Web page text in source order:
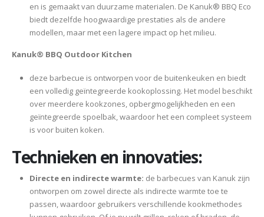
en is gemaakt van duurzame materialen. De Kanuk® BBQ Eco
biedt dezelfde hoogwaardige prestaties als de andere
modellen, maar met een lagere impact op het milieu.
Kanuk® BBQ Outdoor Kitchen
deze barbecue is ontworpen voor de buitenkeuken en biedt
een volledig geïntegreerde kookoplossing. Het model beschikt
over meerdere kookzones, opbergmogelijkheden en een
geïntegreerde spoelbak, waardoor het een compleet systeem
is voor buiten koken.
Technieken en innovaties:
Directe en indirecte warmte: de barbecues van Kanuk zijn
ontworpen om zowel directe als indirecte warmte toe te
passen, waardoor gebruikers verschillende kookmethodes